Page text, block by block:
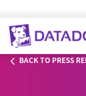
BACK TO PRESS